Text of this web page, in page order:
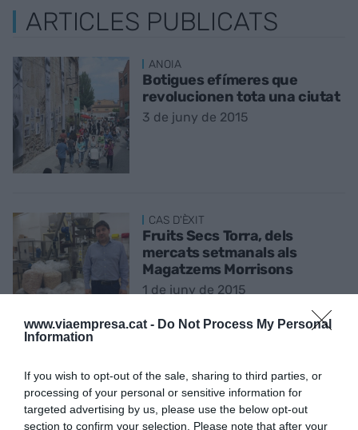
www.viaempresa.cat - Do Not Process My Personal
Information
If you wish to opt-out of the sale, sharing to third parties, or
processing of your personal or sensitive information for
targeted advertising by us, please use the below opt-out
section to confirm your selection. Please note that after your
ARTICLES PUBLICATS
ANOIA
Botigues efímeres que
revolucionen tota una ciutat
3 de juny de 2015
CAS D'ÈXIT
Fruits Secs Torra, dels
mercats setmanals als
Magatzems Morrisons
1 de juny de 2015
Més enllà dels dividends
econòmics
26 de maig de 2015